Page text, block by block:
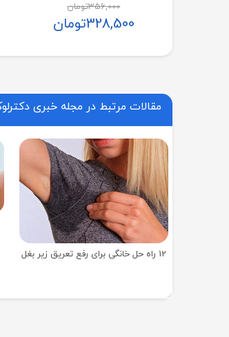
356,000تومان
328,500تومان
مقالات مرتبط در مجله خبری
12 راه حل خانگی برای رفع تعریق زیر بغل